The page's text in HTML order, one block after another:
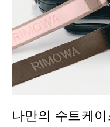
나만의 수트케